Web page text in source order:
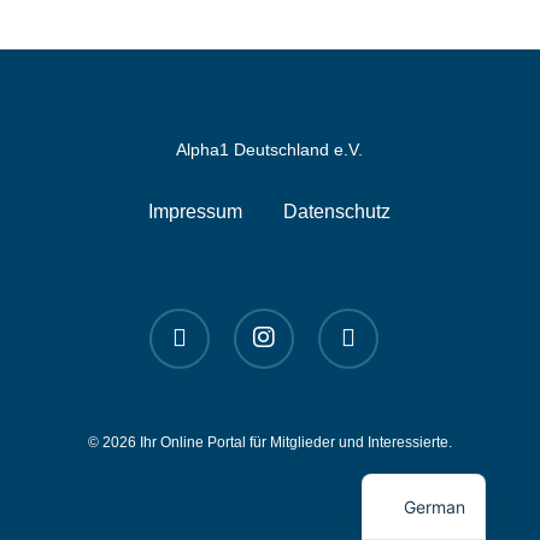
Alpha1 Deutschland e.V.
Impressum Datenschutz
linkedin instagram spotify
© 2026 Ihr Online Portal für Mitglieder und Interessierte.
German